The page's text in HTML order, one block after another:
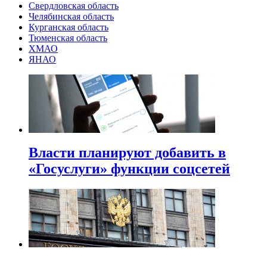
Свердловская область
Челябинская область
Курганская область
Тюменская область
ХМАО
ЯНАО
Власти планируют добавить в
«Госуслуги» функции соцсетей